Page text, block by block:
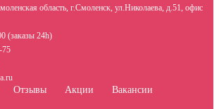
область, г.Смоленск, ул.Николаева, д.51, офис
(заказы 24h)
75
Отзывы Акции Вакансии